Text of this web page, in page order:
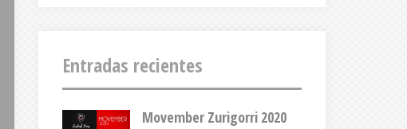
Entradas recientes
Movember Zurigorri 2020